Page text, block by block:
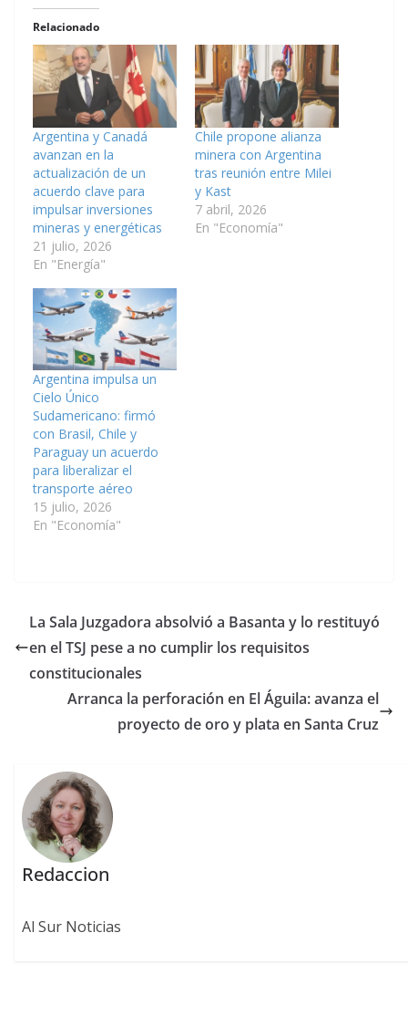
Relacionado
Argentina y Canadá
avanzan en la
actualización de un
acuerdo clave para
impulsar inversiones
mineras y energéticas
21 julio, 2026
En "Energía"
Chile propone alianza
minera con Argentina
tras reunión entre Milei
y Kast
7 abril, 2026
En "Economía"
Argentina impulsa un
Cielo Único
Sudamericano: firmó
con Brasil, Chile y
Paraguay un acuerdo
para liberalizar el
transporte aéreo
15 julio, 2026
En "Economía"
La Sala Juzgadora absolvió a Basanta y lo restituyó
en el TSJ pese a no cumplir los requisitos
constitucionales
Arranca la perforación en El Águila: avanza el
proyecto de oro y plata en Santa Cruz
Redaccion
Al Sur Noticias